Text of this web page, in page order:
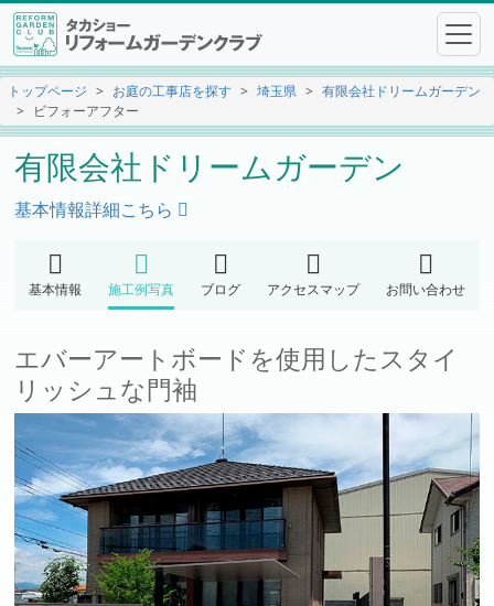
トップページ お庭の工事店を探す 埼玉県
有限会社ドリームガーデン
ビフォーアフター
有限会社ドリームガーデン
基本情報詳細こちら
基本情報 施工例写真 ブログ アクセスマップ お問い合わせ
エバーアートボードを使用したスタイ
リッシュな門袖